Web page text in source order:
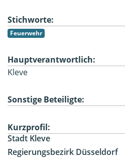
Stichworte:
Feuerwehr
Hauptverantwortlich:
Kleve
Sonstige Beteiligte:
Kurzprofil:
Stadt Kleve
Regierungsbezirk Düsseldorf